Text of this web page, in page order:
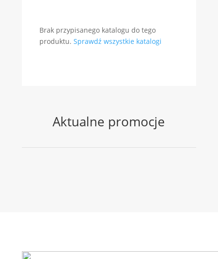
Brak przypisanego katalogu do tego
produktu. Sprawdź wszystkie katalogi
Aktualne promocje